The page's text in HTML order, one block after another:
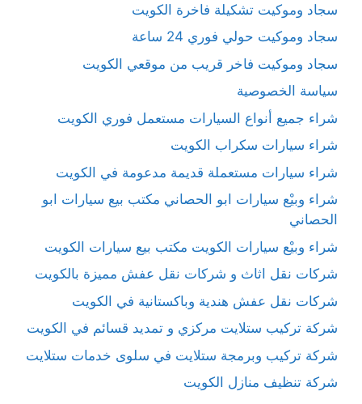
سجاد وموكيت تشكيلة فاخرة الكويت
سجاد وموكيت حولي فوري 24 ساعة
سجاد وموكيت فاخر قريب من موقعي الكويت
سياسة الخصوصية
شراء جميع أنواع السيارات مستعمل فوري الكويت
شراء سيارات سكراب الكويت
شراء سيارات مستعملة قديمة مدعومة في الكويت
شراء وبيْع سيارات ابو الحصاني مكتب بيع سيارات ابو
الحصاني
شراء وبيْع سيارات الكويت مكتب بيع سيارات الكويت
شركات نقل اثاث و شركات نقل عفش مميزة بالكويت
شركات نقل عفش هندية وباكستانية في الكويت
شركة تركيب ستلايت مركزي و تمديد قسائم في الكويت
شركة تركيب وبرمجة ستلايت في سلوى خدمات ستلايت
شركة تنظيف منازل الكويت